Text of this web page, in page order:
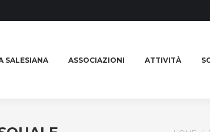
SALESIANA ASSOCIAZIONI ATTIVITÀ